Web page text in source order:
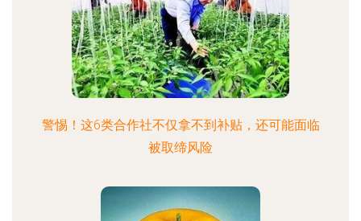
警惕！这6类合作社不仅拿不到补贴，还可能面临
被取缔风险